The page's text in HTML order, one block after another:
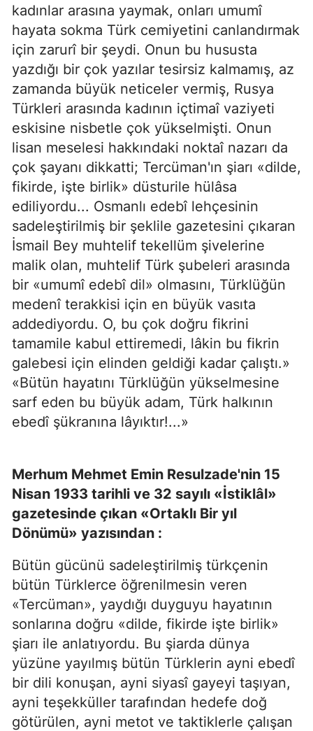
kadınlar arasına yaymak, onları umumî
hayata sokma Türk cemiyetini canlandırmak
için zarurî bir şeydi. Onun bu hususta
yazdığı bir çok yazılar tesirsiz kalmamış, az
zamanda büyük neticeler vermiş, Rusya
Türkleri arasında kadının içtimaî vaziyeti
eskisine nisbetle çok yükselmişti. Onun
lisan meselesi hakkındaki noktaî nazarı da
çok şayanı dikkatti; Tercüman'ın şiarı «dilde,
fikirde, işte birlik» düsturile hülâsa
ediliyordu... Osmanlı edebî lehçesinin
sadeleştirilmiş bir şeklile gazetesini çıkaran
İsmail Bey muhtelif tekellüm şivelerine
malik olan, muhtelif Türk şubeleri arasında
bir «umumî edebî dil» olmasını, Türklüğün
medenî terakkisi için en büyük vasıta
addediyordu. O, bu çok doğru fikrini
tamamile kabul ettiremedi, lâkin bu fikrin
galebesi için elinden geldiği kadar çalıştı.»
«Bütün hayatını Türklüğün yükselmesine
sarf eden bu büyük adam, Türk halkının
ebedî şükranına lâyıktır!...»
Merhum Mehmet Emin Resulzade'nin 15
Nisan 1933 tarihli ve 32 sayılı «İstiklâl»
gazetesinde çıkan «Ortaklı Bir yıl
Dönümü» yazısından :
Bütün gücünü sadeleştirilmiş türkçenin
bütün Türklerce öğrenilmesin veren
«Tercüman», yaydığı duyguyu hayatının
sonlarına doğru «dilde, fikirde işte birlik»
şiarı ile anlatıyordu. Bu şiarda dünya
yüzüne yayılmış bütün Türklerin ayni ebedî
bir dili konuşan, ayni siyasî gayeyi taşıyan,
ayni teşekküller tarafından hedefe doğ
götürülen, ayni metot ve taktiklerle çalışan